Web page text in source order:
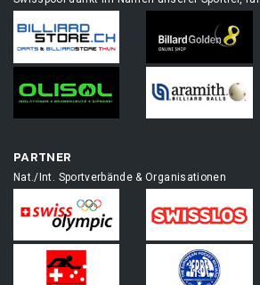
PARTNER
Nat./Int. Sportverbände & Organisationen